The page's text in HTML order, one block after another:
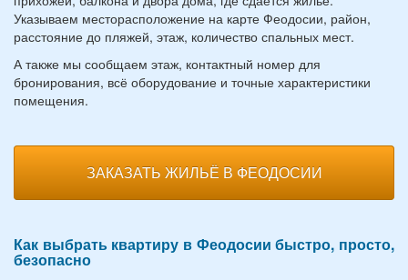
Указываем месторасположение на карте Феодосии, район,
расстояние до пляжей, этаж, количество спальных мест.
А также мы сообщаем этаж, контактный номер для
бронирования, всё оборудование и точные характеристики
помещения.
ЗАКАЗАТЬ ЖИЛЬЁ В ФЕОДОСИИ
Как выбрать квартиру в Феодосии быстро, просто,
безопасно